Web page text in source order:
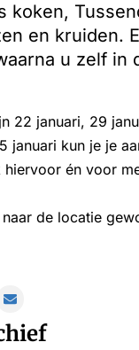
koken,
en kruiden.
u zelf in
22 januari, 29
januari kun je je
hiervoor én voor
de locatie